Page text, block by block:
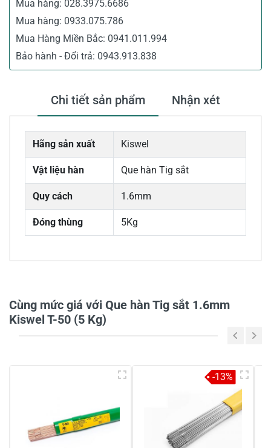
Mua hàng: 028.3975.6686
Mua hàng: 0933.075.786
Mua Hàng Miền Bắc: 0941.011.994
Bảo hành - Đổi trả: 0943.913.838
Chi tiết sản phẩm Nhận xét
Hãng sản xuất Kiswel
Vật liệu hàn Que hàn Tig sắt
Quy cách 1.6mm
Đóng thùng 5Kg
1 đánh giá
Cùng mức giá với Que hàn Tig sắt 1.6mm
Kiswel T-50 (5 Kg)
-13%